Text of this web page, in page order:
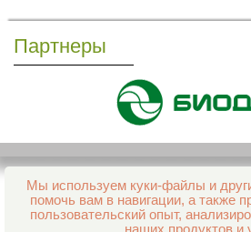
Партнеры
Мы используем куки-файлы и
помочь вам в навигации, а также
пользовательский опыт,
Все права защищены и охраняются законом
© 2013–2026 Интернет-аптека Фармация
support@aptekapenza.ru